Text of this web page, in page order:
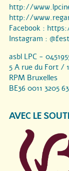
http://
http://
Facebook :
Instagram :
asbl LPC -
5 A rue du Fort /
RPM Bruxelles
BE36 0011 3205
AVEC LE